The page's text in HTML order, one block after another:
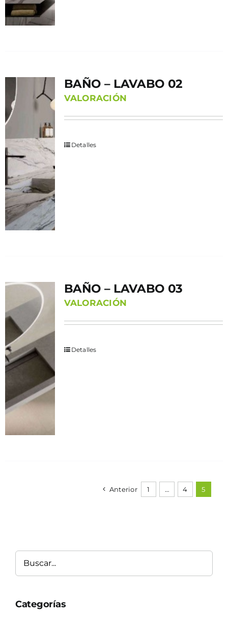
BAÑO – LAVABO 02
VALORACIÓN
Detalles
BAÑO – LAVABO 03
VALORACIÓN
Detalles
Anterior 1 … 4 5
Buscar
Categorías